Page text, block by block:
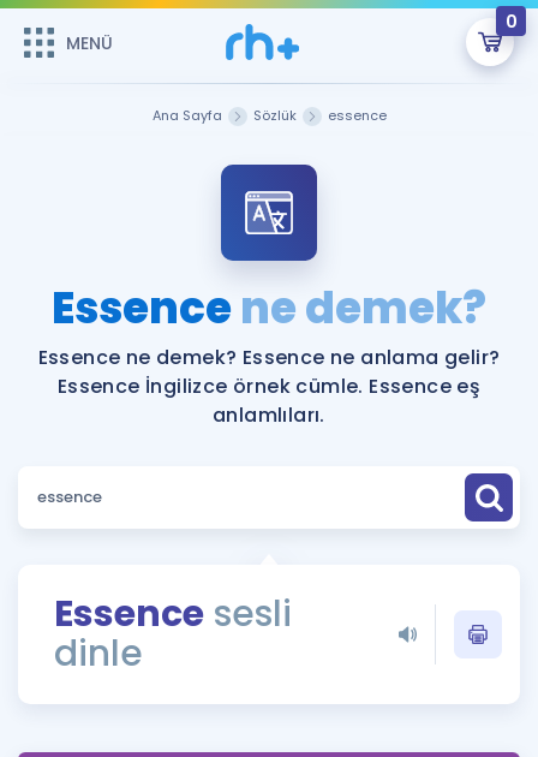
MENÜ
0
ÜYE DEĞİLİM
Sepetin Şu An Boş.
Remzi Hoca ile seni sınava hazırlayacak onlarca eğitim seni
bekliyor!
MENÜ
Faydalı Araçlar
Sözlük
Rehberlik Aracı
ÖSYM Sınav Takvimi
Hakkımızda
Ana Sayfa Sözlük essence
Essencene demek?
Essence ne demek? Essence ne anlama gelir?
Essence İngilizce örnek cümle. Essence eş
anlamlıları.
Essence sesli
dinle